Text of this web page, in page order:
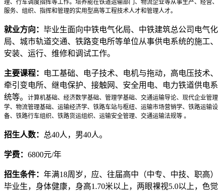
理、行车调度指挥等工作。培养能在铁道运输部门、物流企业等从事生产、经营、
服务、组织、指挥和管理的实用型高等工程技术人才和管理人才。
就业方向： 毕业生面向中铁电气化局、中铁建筑总公司电气化
局、城市轨道交通、铁路变电所等单位从事供电系统的施工、
安装、运行、维修和调试工作。
主要课程：
电工基础、电子技术、电机与拖动，高电压技术、
牵引变电所、继电保护、接触网、安全用电、电力铁道供电系
统等。
计算机基础、经济数学基础、管理学基础、交通运输导论、现代企业管理
学、物流管理基础、运输经济学、铁路车站与枢纽、运输市场营销学、铁路运输设
备、铁路行车组织、铁路货运组织、运输安全管理、交通运输法规等 。
招生人数： 总40人，男40人。
学费： 6800元/年
招生条件： 年满18周岁，应、往届高中（中专、中技、职高）
毕业生，身体健康，身高1.70米以上，两眼裸视5.0以上，色觉